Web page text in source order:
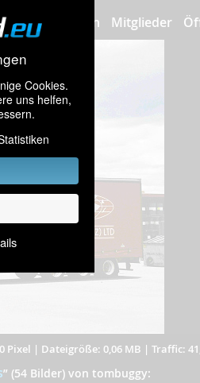
Cookies.
uns helfen,
hochladen Mitglieder
Pixel | Dateigröße: 0,06 MB | Traffic:
” (54 Bilder) von tombuggy: